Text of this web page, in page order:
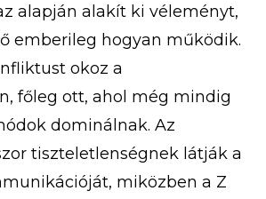
alapján alakít ki véleményt,
emberileg hogyan működik.
okoz a
főleg ott, ahol még mindig
dominálnak. Az
tiszteletlenségnek látják a
miközben a Z